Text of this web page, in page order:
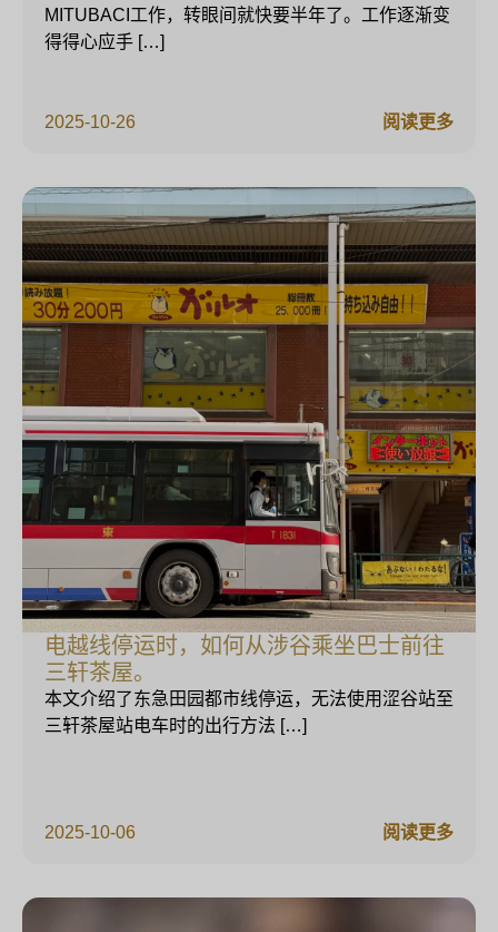
2025-10-26
MITUBACI工作，转眼间就快要半年了。工作逐渐变
得得心应手 […]
阅读更多
电越线停运时，如何从涉谷乘坐巴士前往
三轩茶屋。
2025-10-06
本文介绍了东急田园都市线停运，无法使用涩谷站至
三轩茶屋站电车时的出行方法 […]
阅读更多